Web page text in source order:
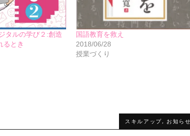
タルの学び２:創造
るとき
国語教育を救え
2018/06/28
授業づくり
スキルアップ, お知ら